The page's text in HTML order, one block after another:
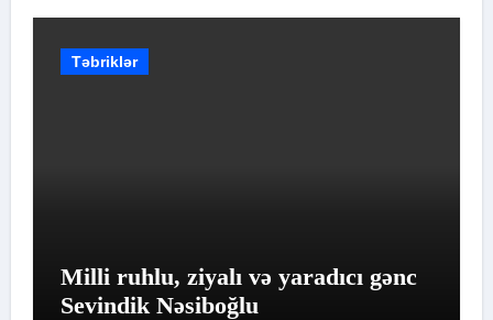
Təbriklər
Milli ruhlu, ziyalı və yaradıcı gənc
Sevindik Nəsiboğlu